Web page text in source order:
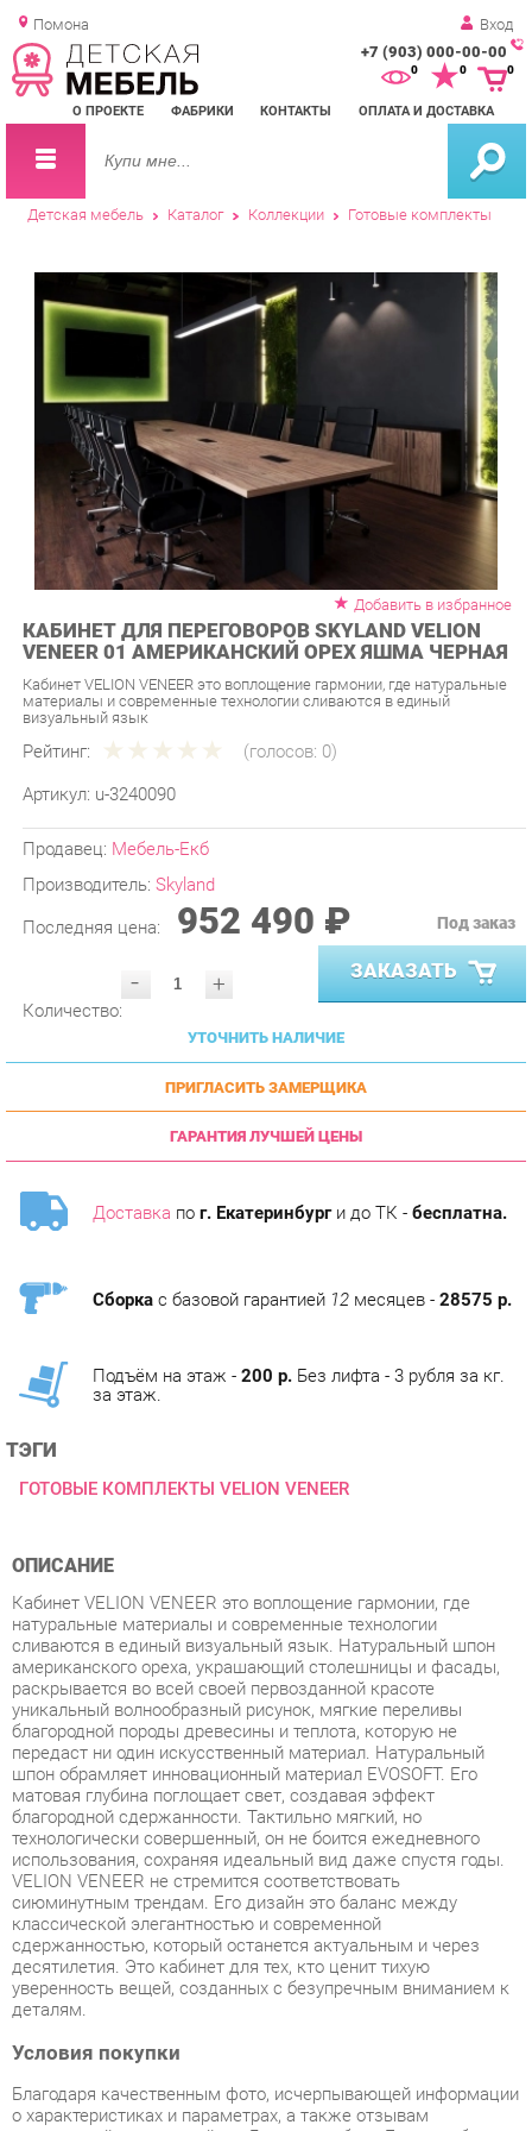
Помона Вход
+7 (903) 000-00-00
О ПРОЕКТЕ ФАБРИКИ КОНТАКТЫ ОПЛАТА И ДОСТАВКА
0 0
Детская мебель Каталог Коллекции Готовые комплекты
Добавить в избранное
КАБИНЕТ ДЛЯ ПЕРЕГОВОРОВ SKYLAND VELION
VENEER 01 АМЕРИКАНСКИЙ ОРЕХ ЯШМА ЧЕРНАЯ
Кабинет VELION VENEER это воплощение гармонии, где натуральные
визуальный язык
Рейтинг:
Артикул: u-3240090
Производитель:Skyland
Последняя цена: 952 490 ₽
- ЗАКАЗАТЬ
УТОЧНИТЬ НАЛИЧИЕ
ПРИГЛАСИТЬ ЗАМЕРЩИКА
ГАРАНТИЯ ЛУЧШЕЙ ЦЕНЫ
Доставкапог. Екатеринбурги до ТК -бесплатна.
ТЭГИ
натуральные материалы и современные технологии
американского ореха, украшающий столешницы и фасады,
раскрывается во всей своей первозданной красоте
уникальный волнообразный рисунок, мягкие переливы
благородной породы древесины и теплота, которую не
передаст ни один искусственный материал. Натуральный
шпон обрамляет инновационный материал EVOSOFT. Его
матовая глубина поглощает свет, создавая эффект
благородной сдержанности. Тактильно мягкий, но
технологически совершенный, он не боится ежедневного
использования, сохраняя идеальный вид даже спустя годы.
VELION VENEER не стремится соответствовать
сиюминутным трендам. Его дизайн это баланс между
классической элегантностью и современной
сдержанностью, который останется актуальным и через
десятилетия. Это кабинет для тех, кто ценит тихую
уверенность вещей, созданных с безупречным вниманием к
деталям.
Условия покупки
Благодаря качественным фото, исчерпывающей информации
покупателей маркетплэйса «Детская мебель Екатеринбург»
VENEER 01 Американский орех Яшма черная» категории
Готовые комплекты производства Skyland с доставкой из